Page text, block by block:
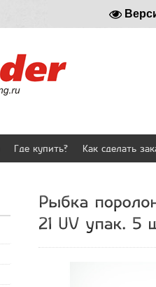
Где купить? Как сделать